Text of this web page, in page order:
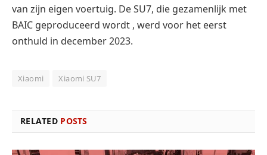
van zijn eigen voertuig. De SU7, die gezamenlijk met
BAIC geproduceerd wordt , werd voor het eerst
onthuld in december 2023.
Xiaomi Xiaomi SU7
RELATED POSTS